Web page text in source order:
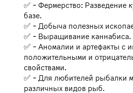
✅ - Фермерство: Разведение
базе.
✅ - Добыча полезных
✅ - Выращивание каннабиса.
✅ - Аномалии и артефакты с
положительными и
свойствами.
✅ - Для любителей рыбалки
различных видов рыб.